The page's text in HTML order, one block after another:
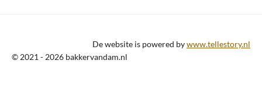
De website is powered bywww.tellestory.nl
© 2021 - 2026 bakkervandam.nl